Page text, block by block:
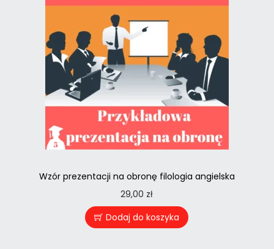
Wzór prezentacji na obronę filologia angielska
29,00 zł
Dodaj do koszyka